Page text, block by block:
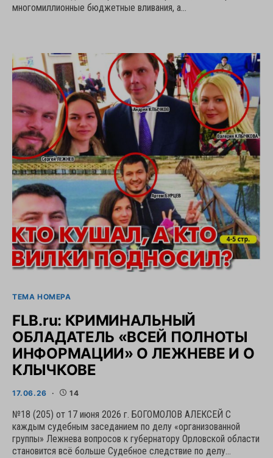
многомиллионные бюджетные вливания, а…
ТЕМА НОМЕРА
FLB.ru: КРИМИНАЛЬНЫЙ
ОБЛАДАТЕЛЬ «ВСЕЙ ПОЛНОТЫ
ИНФОРМАЦИИ» О ЛЕЖНЕВЕ И О
КЛЫЧКОВЕ
17.06.26 14
№18 (205) от 17 июня 2026 г. БОГОМОЛОВ АЛЕКСЕЙ С
каждым судебным заседанием по делу «организованной
группы» Лежнева вопросов к губернатору Орловской области
становится всё больше Судебное следствие по делу…